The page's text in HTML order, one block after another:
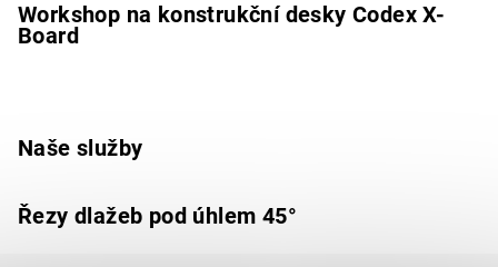
Workshop na konstrukční desky Codex X-
Board
Naše služby
Řezy dlažeb pod úhlem 45°